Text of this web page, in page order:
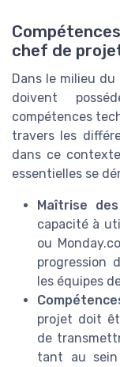
chef de
Dans le milieu
doivent
compétences
travers les
dans ce
essentielles se
Maîtrise
capacité à
ou
progression
les équipes
projet doit
de
tant au sein